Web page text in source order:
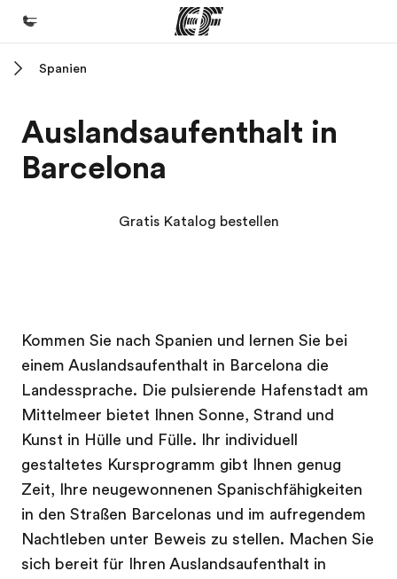
Programme
Alle Programme ansehen
Karriere
Teil des Teams werden
Spanien
Auslandsaufenthalt in
Barcelona
Gratis Katalog bestellen
Kommen Sie nach Spanien und lernen Sie bei
einem Auslandsaufenthalt in Barcelona die
Landessprache. Die pulsierende Hafenstadt am
Mittelmeer bietet Ihnen Sonne, Strand und
Kunst in Hülle und Fülle. Ihr individuell
gestaltetes Kursprogramm gibt Ihnen genug
Zeit, Ihre neugewonnenen Spanischfähigkeiten
in den Straßen Barcelonas und im aufregendem
Nachtleben unter Beweis zu stellen. Machen Sie
sich bereit für Ihren Auslandsaufenthalt in